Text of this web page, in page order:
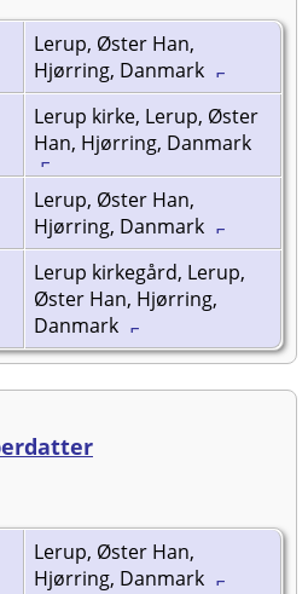
Lerup, Øster Han,
Hjørring, Danmark
Lerup kirke, Lerup, Øster
Han, Hjørring, Danmark
Lerup, Øster Han,
Hjørring, Danmark
Lerup kirkegård, Lerup,
Øster Han, Hjørring,
Danmark
Lerup, Øster Han,
Hjørring, Danmark